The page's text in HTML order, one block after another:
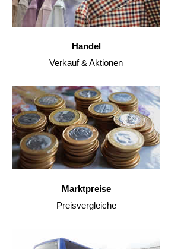
Handel
Verkauf & Aktionen
Marktpreise
Preisvergleiche